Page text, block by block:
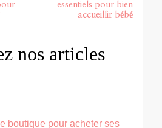
essentiels pour bien
accueillir bébé
nos articles
boutique pour acheter ses